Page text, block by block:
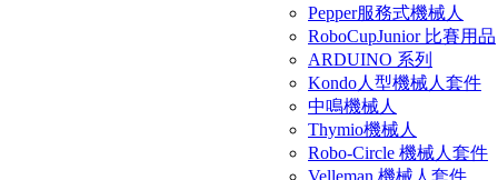
Pepper服務式機械人
RoboCupJunior 比賽用品
ARDUINO 系列
Kondo人型機械人套件
中鳴機械人
Thymio機械人
Robo-Circle 機械人套件
Velleman 機械人套件